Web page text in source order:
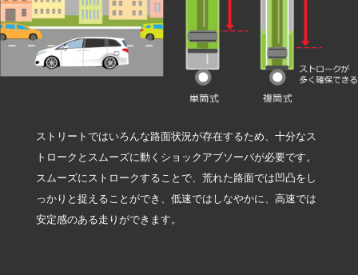
ストリートではいろんな路面状況が存在するため、十分なス
トロークとスムーズに動くショックアブソーバが必要です。
スムーズにストロークすることで、荒れた路面では凹凸をし
っかりと捉えることができ、低速ではしなやかに、高速では
安定感のある走りができます。